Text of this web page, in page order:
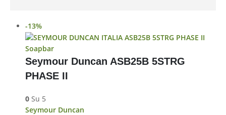
-13%
Soapbar
Seymour Duncan ASB25B 5STRG
PHASE II
0Su 5
Seymour Duncan